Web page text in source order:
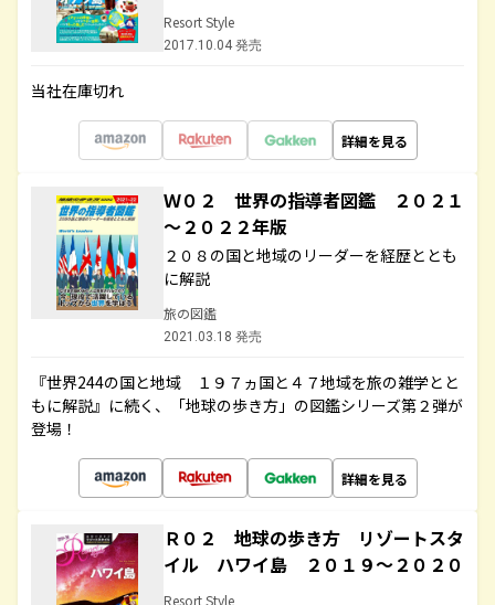
Resort Style
2017.10.04 発売
当社在庫切れ
詳細を見る
Ｗ０２ 世界の指導者図鑑 ２０２１
～２０２２年版
２０８の国と地域のリーダーを経歴ととも
に解説
旅の図鑑
2021.03.18 発売
『世界244の国と地域 １９７ヵ国と４７地域を旅の雑学とと
もに解説』に続く、「地球の歩き方」の図鑑シリーズ第２弾が
登場！
詳細を見る
Ｒ０２ 地球の歩き方 リゾートスタ
イル ハワイ島 ２０１９～２０２０
Resort Style